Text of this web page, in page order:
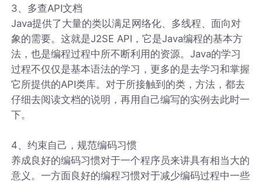
3、多查API文档
Java提供了大量的类以满足网络化、多线程、面向对
象的需要。这就是J2SE API，它是Java编程的基本方
法，也是编程过程中所不断利用的资源。Java的学习
过程不仅仅是基本语法的学习，更多的是去学习和掌握
它所提供的API类库。对于所接触到的类，方法，都去
仔细去阅读文档的说明，再用自己编写的实例去此时一
下。
4、约束自己，规范编码习惯
养成良好的编码习惯对于一个程序员来讲具有相当大的
意义。一方面良好的编程习惯对于减少编码过程中一些